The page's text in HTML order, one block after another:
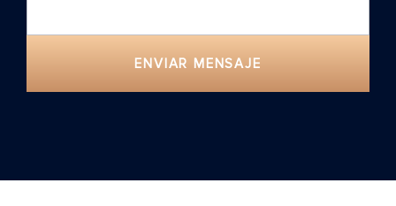
ENVIAR MENSAJE